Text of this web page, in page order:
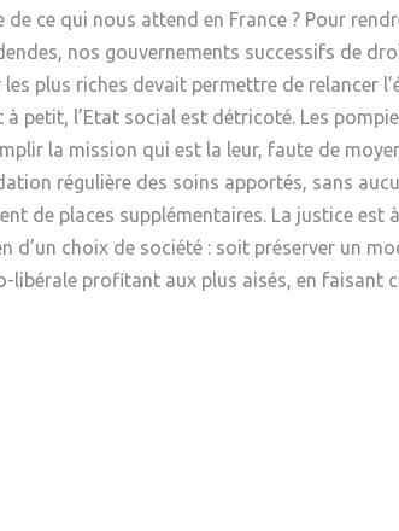
Violence /
Agression Sexuelle
Délinquance
Banlieue
Protection De
Accueil – Placement
Psychiatrie
Psychologie
Sexualité
Sociologie
Économie / Emploi
Justice
Politique
Religion
Scolarité
Romans / Médias
de ce qui nous attend en France ? Pour
nos gouvernements successifs de
plus riches devait permettre de relancer
petit, l’Etat social est détricoté. Les
la mission qui est la leur, faute de
régulière des soins apportés, sans
de places supplémentaires. La justice
d’un choix de société : soit préserver un
libérale profitant aux plus aisés, en